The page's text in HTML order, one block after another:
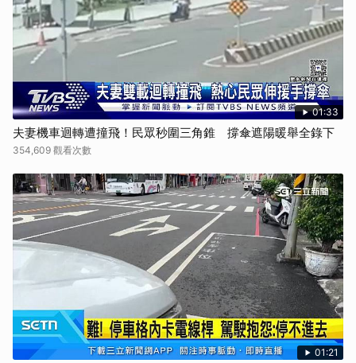
01:33
夫妻機車迴轉遭撞飛！民眾秒圍三角錐 撐傘遮陽暖舉全錄下
354,609 觀看次數
01:21